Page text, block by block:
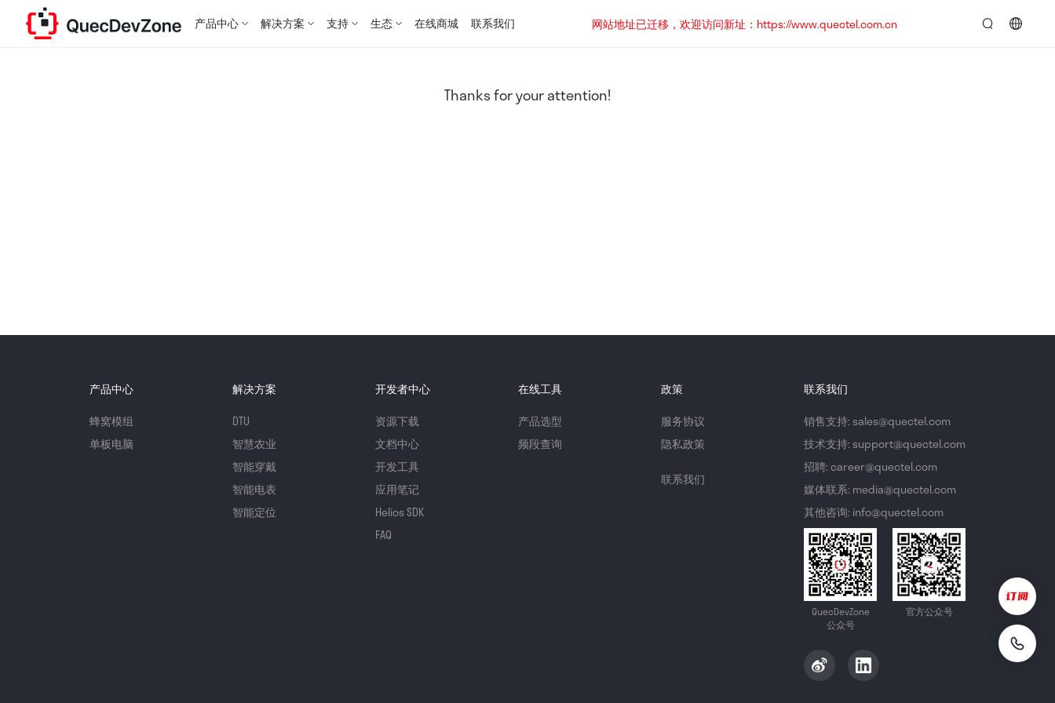
产品中心 解决方案 支持 生态 在线商城 联系我们
网站地址已迁移，欢迎访问新址：https://www.quectel.com.cn
Thanks for your attention!
产品中心
蜂窝模组
单板电脑
解决方案
DTU
智慧农业
智能穿戴
智能电表
智能定位
开发者中心
资源下载
文档中心
开发工具
应用笔记
Helios SDK
FAQ
在线工具
产品选型
频段查询
政策
服务协议
隐私政策
联系我们
联系我们
销售支持: sales@quectel.com
技术支持: support@quectel.com
招聘: career@quectel.com
媒体联系: media@quectel.com
其他咨询: info@quectel.com
QuecDevZone
公众号
官方公众号